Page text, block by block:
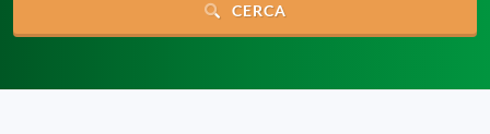
CERCA